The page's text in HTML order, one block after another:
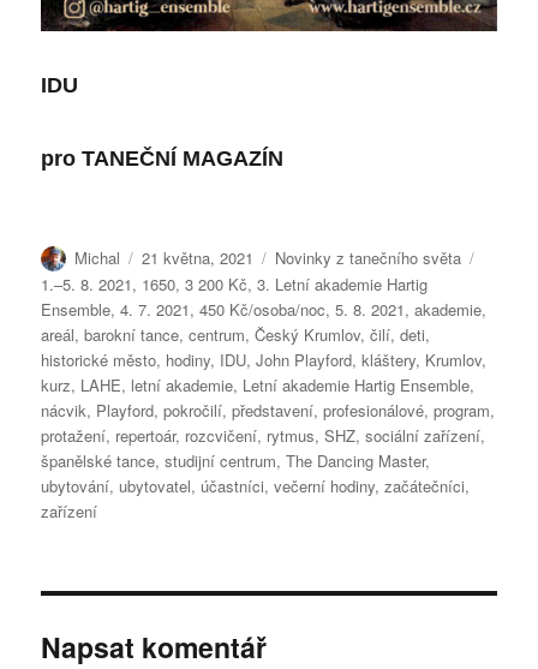
IDU
proTANEČNÍ MAGAZÍN
Autor:
Michal Publikováno:
21 května, 2021 Rubriky:
Novinky z tanečního světa
1.–5. 8. 2021, 1650,3 200 Kč,3. Letní akademie Hartig
Ensemble,4. 7. 2021,450 Kč/osoba/noc,5. 8. 2021,akademie,
areál,barokní tance,centrum,Český Krumlov,čilí,deti,
historické město, hodiny, IDU,John Playford,kláštery, Krumlov,
kurz, LAHE, letní akademie, Letní akademie Hartig Ensemble,
nácvik, Playford,pokročilí,představení,profesionálové,program,
protažení, repertoár, rozcvičení, rytmus,SHZ,sociální zařízení,
španělské tance,studijní centrum,The Dancing Master,
ubytování, ubytovatel, účastníci,večerní hodiny,začátečníci,
zařízení
Napsat komentář